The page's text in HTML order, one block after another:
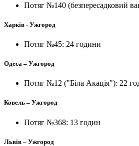
Потяг №140 (безпересадковий
Харків - Ужгород
Потяг №45: 24 години
Одеса – Ужгород
Потяг №12 ("Біла Акація"): 22
Ковель – Ужгород
Потяг №368: 13 годин
Львів – Ужгород